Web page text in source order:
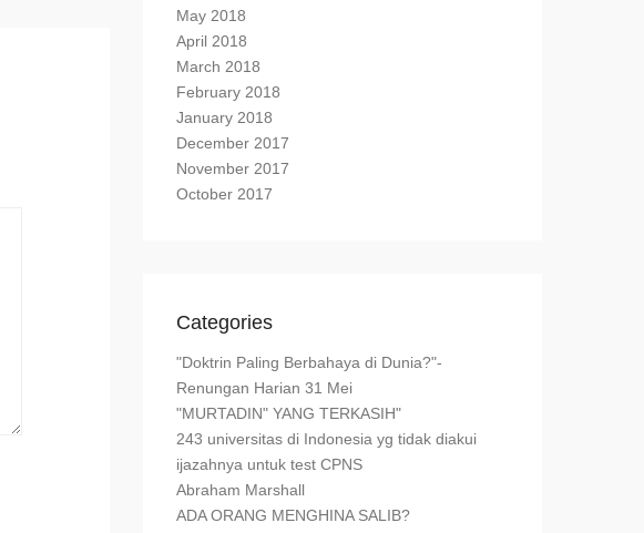
May 2018
April 2018
March 2018
February 2018
January 2018
December 2017
November 2017
October 2017
Categories
"Doktrin Paling Berbahaya di Dunia?"-
Renungan Harian 31 Mei
"MURTADIN" YANG TERKASIH"
243 universitas di Indonesia yg tidak diakui
ijazahnya untuk test CPNS
Abraham Marshall
ADA ORANG MENGHINA SALIB?